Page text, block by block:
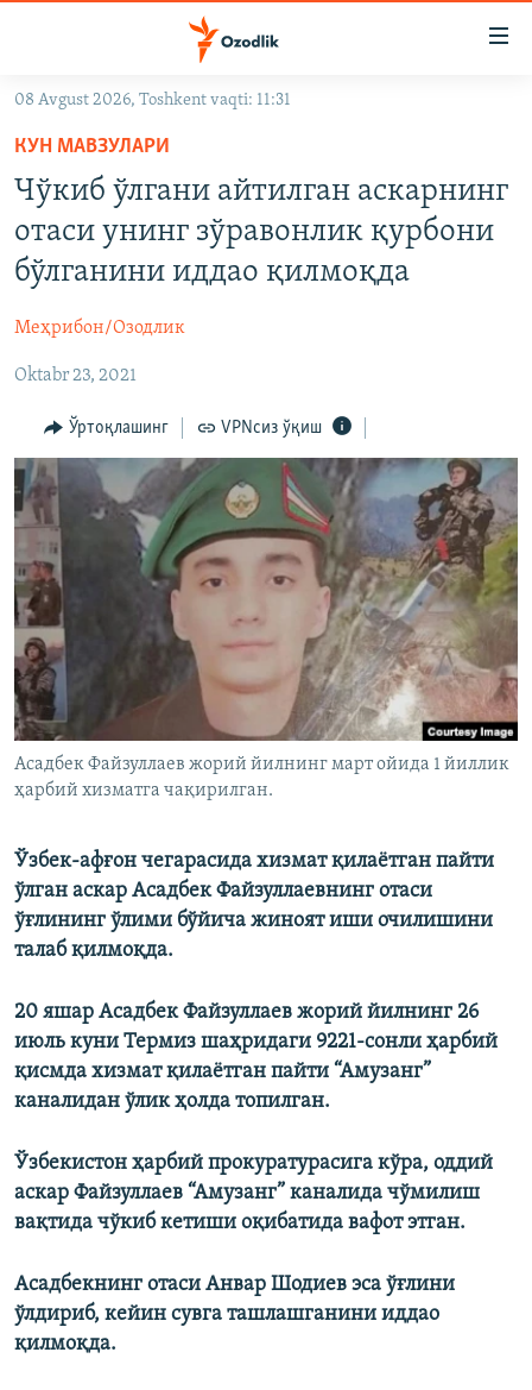
Асосий
навигацияга
ўтинг
Қидиришга
ўтинг
OZODVIDEO
OZODARXIV
На русском
ИЖТИМОИЙ ТАРМОҚЛАР
Озодлик бошқа тилларда
08 Avgust 2026, Toshkent vaqti: 11:31
КУН МАВЗУЛАРИ
Чўкиб ўлгани айтилган аскарнинг
отаси унинг зўравонлик қурбони
бўлганини иддао қилмоқда
Меҳрибон/Озодлик
Oktabr 23, 2021
Ўртоқлашинг VPNсиз ўқиш
Асадбек Файзуллаев жорий йилнинг март ойида 1 йиллик
ҳарбий хизматга чақирилган.
Ўзбек-афғон чегарасида хизмат қилаётган пайти
ўлган аскар Асадбек Файзуллаевнинг отаси
ўғлининг ўлими бўйича жиноят иши очилишини
талаб қилмоқда.
20 яшар Асадбек Файзуллаев жорий йилнинг 26
июль куни Термиз шаҳридаги 9221-сонли ҳарбий
қисмда хизмат қилаётган пайти “Амузанг”
каналидан ўлик ҳолда топилган.
Ўзбекистон ҳарбий прокуратурасига кўра, оддий
аскар Файзуллаев “Амузанг” каналида чўмилиш
вақтида чўкиб кетиши оқибатида вафот этган.
Асадбекнинг отаси Анвар Шодиев эса ўғлини
ўлдириб, кейин сувга ташлашганини иддао
қилмоқда.